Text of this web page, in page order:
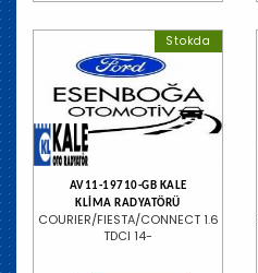
Stokda
AV11-19710-GB KALE
KLİMA RADYATÖRÜ
COURIER/FIESTA/CONNECT 1.6
TDCI 14-